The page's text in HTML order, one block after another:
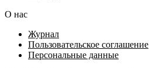
О нас
Журнал
Пользовательское соглашение
Персональные данные